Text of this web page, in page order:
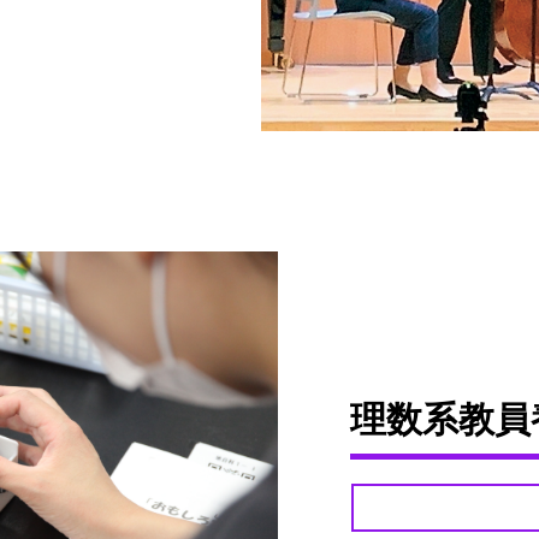
理数系教